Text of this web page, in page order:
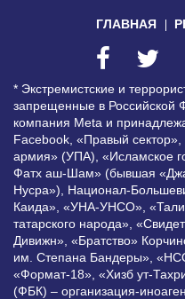
ГЛАВНАЯ
* Экстремистские и
запрещенные в Российской
компания Meta и
Facebook, «Правый сектор»,
армия» (УПА), «Исламское
Фатх аш-Шам» (бывшая
Нусра»), Национал-
Каида», «УНА-УНСО»,
татарского народа»,
Дивижн», «Братство»
им. Степана Бандеры»,
«Формат-18», «Хизб ут-
(ФБК) – организация-